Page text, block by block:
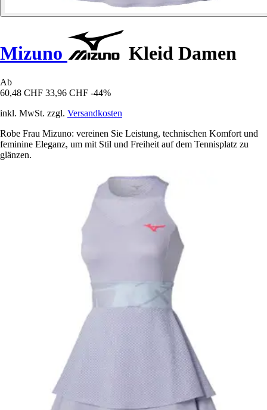
Mizuno Kleid Damen
Ab
60,48 CHF 33,96 CHF -44%
inkl. MwSt. zzgl. Versandkosten
Robe Frau Mizuno: vereinen Sie Leistung, technischen Komfort und
feminine Eleganz, um mit Stil und Freiheit auf dem Tennisplatz zu
glänzen.